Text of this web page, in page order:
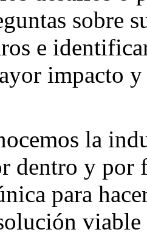
sobre
e
impacto
la
dentro y por
para